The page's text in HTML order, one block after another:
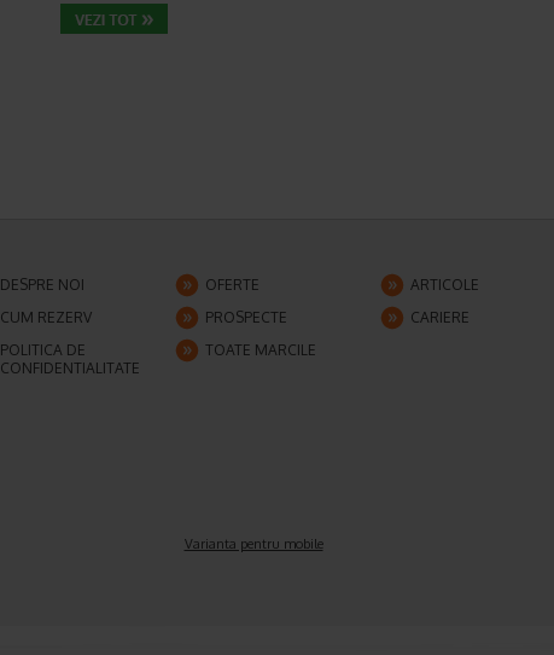
DESPRE NOI OFERTE
ARTICOLE
CUM REZERV
PROSPECTE
CARIERE
POLITICA DE
CONFIDENTIALITATE
TOATE MARCILE
Varianta pentru mobile